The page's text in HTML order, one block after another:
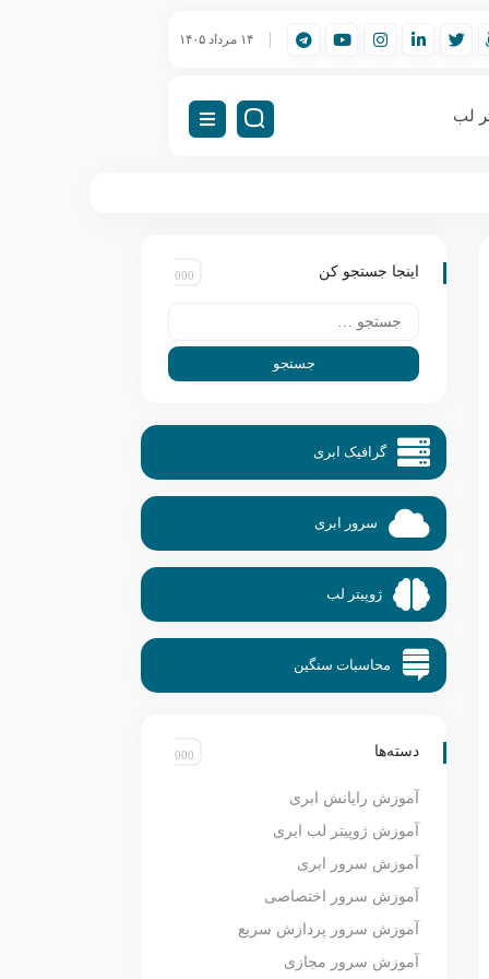
ورک‌استیشن مهندسی (Workstation) چیست؟ راه‌اندازی VDI (دسکتاپ مجازی) ۱۴ مرداد ۱۴۰۵
لب
اینجا جستجو کن
گرافیک ابری
سرور ابری
ژوپیتر لب
محاسبات سنگین
دسته‌ها
آموزش رایانش ابری
آموزش ژوپیتر لب ابری
آموزش سرور ابری
آموزش سرور اختصاصی
آموزش سرور پردازش سریع
آموزش سرور مجازی